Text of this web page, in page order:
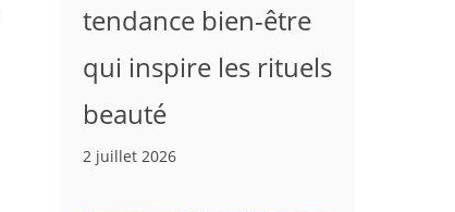
tendance bien-être
qui inspire les rituels
beauté
2 juillet 2026